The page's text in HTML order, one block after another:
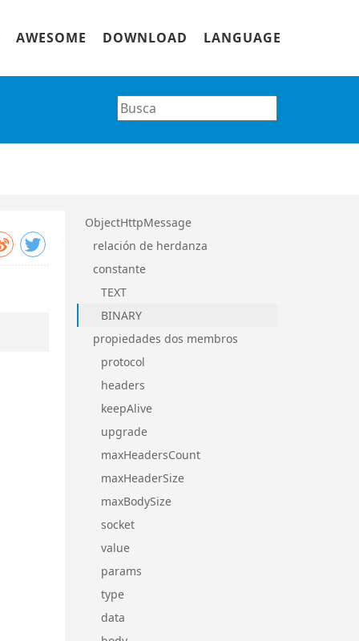
AWESOME DOWNLOAD LANGUAGE
ObjectHttpMessage
relación de herdanza
constante
TEXT
BINARY
propiedades dos membros
protocol
headers
keepAlive
upgrade
maxHeadersCount
maxHeaderSize
maxBodySize
socket
value
params
type
data